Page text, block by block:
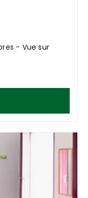
- Vue sur